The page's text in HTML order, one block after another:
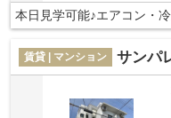
本日見学可能♪エアコン・
賃貸 | マンション サンパ